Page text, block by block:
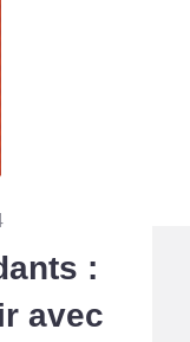
:
avec